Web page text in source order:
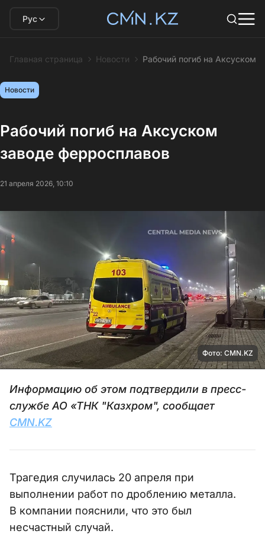
Рус
Главная страница Новости Рабочий погиб на Аксуском
Новости
Рабочий погиб на Аксуском
заводе ферросплавов
21 апреля 2026, 10:10
Фото: CMN.KZ
Информацию об этом подтвердили в пресс-
службе АО «ТНК "Казхром", сообщает
CMN.KZ
Трагедия случилась 20 апреля при
выполнении работ по дроблению металла.
В компании пояснили, что это был
несчастный случай.